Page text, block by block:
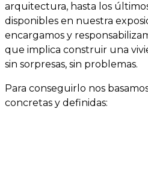
arquitectura, hasta los
disponibles en nuestra
encargamos y
que implica construir una
sin sorpresas, sin problemas.
Para conseguirlo nos
concretas y definidas: